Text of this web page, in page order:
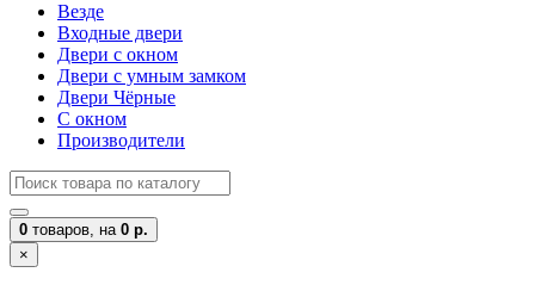
Везде
Входные двери
Двери с окном
Двери с умным замком
Двери Чёрные
C окном
Производители
0 товаров, на 0 р.
×